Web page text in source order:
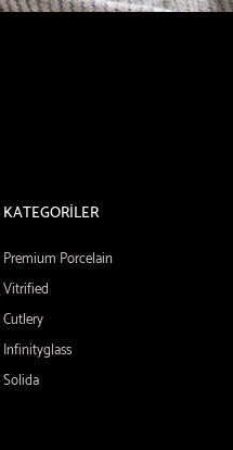
KATEGORİLER
Premium Porcelain
Vitrified
Cutlery
Infinityglass
Solida